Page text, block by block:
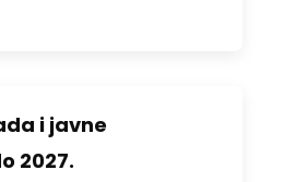
i javne
2027.